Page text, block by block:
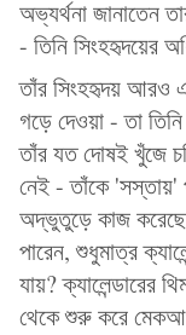
অভ্যর্থনা জানাতেন
- তিনি সিংহহৃদয়ের
তাঁর সিংহহৃদয় আরও
গড়ে দেওয়া - তা
তাঁর যত দোষই খুঁজে
নেই - তাঁকে 'সস্তায়'
অদ্ভুতুড়ে কাজ
পারেন, শুধুমাত্র
যায়? ক্যালেন্ডারের
থেকে শুরু করে